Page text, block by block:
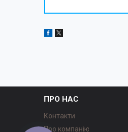
ПРО НАС
Контакти
Про компанію